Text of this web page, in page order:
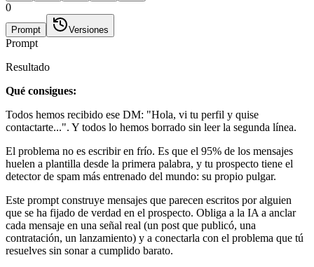
0
Prompt Versiones
Prompt
Resultado
Qué consigues:
Todos hemos recibido ese DM: "Hola, vi tu perfil y quise
contactarte...". Y todos lo hemos borrado sin leer la segunda línea.
El problema no es escribir en frío. Es que el 95% de los mensajes
huelen a plantilla desde la primera palabra, y tu prospecto tiene el
detector de spam más entrenado del mundo: su propio pulgar.
Este prompt construye mensajes que parecen escritos por alguien
que se ha fijado de verdad en el prospecto. Obliga a la IA a anclar
cada mensaje en una señal real (un post que publicó, una
contratación, un lanzamiento) y a conectarla con el problema que tú
resuelves sin sonar a cumplido barato.